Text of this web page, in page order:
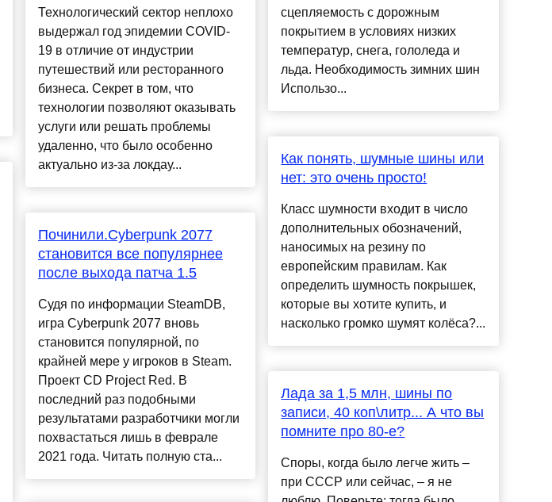
Технологический сектор неплохо
выдержал год эпидемии COVID-
19 в отличие от индустрии
путешествий или ресторанного
бизнеса. Секрет в том, что
технологии позволяют оказывать
услуги или решать проблемы
удаленно, что было особенно
актуально из-за локдау...
Починили.Cyberpunk 2077
становится все популярнее
после выхода патча 1.5
Судя по информации SteamDB,
игра Cyberpunk 2077 вновь
становится популярной, по
крайней мере у игроков в Steam.
Проект CD Project Red. В
последний раз подобными
результатами разработчики могли
похвастаться лишь в феврале
2021 года. Читать полную ста...
сцепляемость с дорожным
покрытием в условиях низких
температур, снега, гололеда и
льда. Необходимость зимних шин
Использо...
Как понять, шумные шины или
нет: это очень просто!
Класс шумности входит в число
дополнительных обозначений,
наносимых на резину по
европейским правилам. Как
определить шумность покрышек,
которые вы хотите купить, и
насколько громко шумят колёса?...
Лада за 1,5 млн, шины по
записи, 40 коп\литр... А что вы
помните про 80-е?
Споры, когда было легче жить –
при СССР или сейчас, – я не